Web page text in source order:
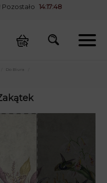
! Pozostało 14:17:48
Do Biura